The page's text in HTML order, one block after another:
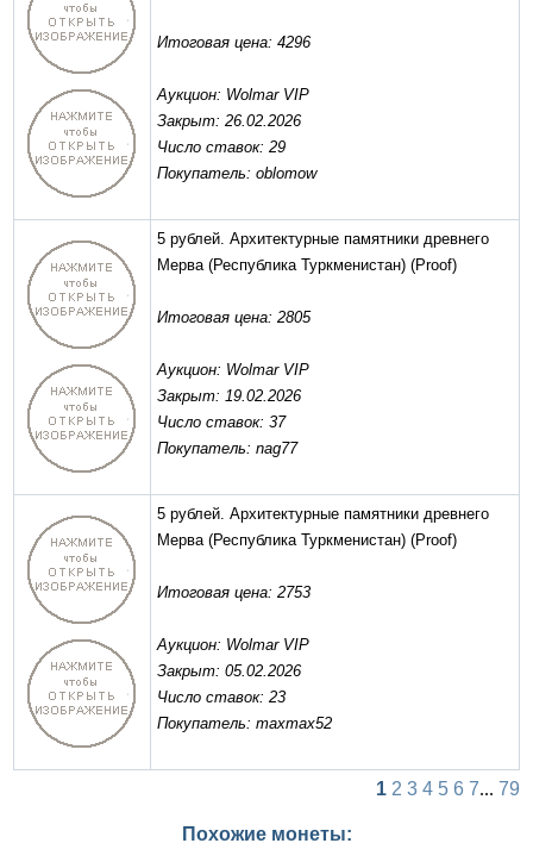
Итоговая цена: 4296
Аукцион: Wolmar VIP
Закрыт: 26.02.2026
Число ставок: 29
Покупатель: oblomow
5 рублей. Архитектурные памятники древнего
Мерва (Республика Туркменистан) (Proof)
Итоговая цена: 2805
Аукцион: Wolmar VIP
Закрыт: 19.02.2026
Число ставок: 37
Покупатель: nag77
5 рублей. Архитектурные памятники древнего
Мерва (Республика Туркменистан) (Proof)
Итоговая цена: 2753
Аукцион: Wolmar VIP
Закрыт: 05.02.2026
Число ставок: 23
Покупатель: maxmax52
1 2 3 4 5 6 7... 79
Похожие монеты: